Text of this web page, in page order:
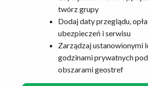
twórz grupy
Dodaj daty przeglądu,
ubezpieczeń i serwisu
Zarządzaj ustanowionymi
godzinami prywatnych
obszarami geostref